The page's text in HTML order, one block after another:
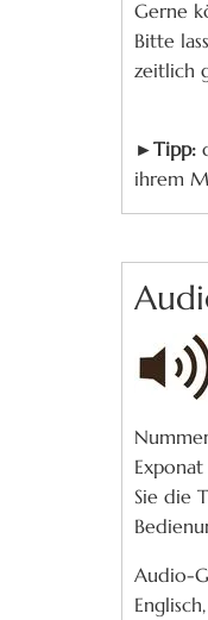
Gerne
Bitte
zeitlich
►Tipp:
ihrem
Sie die
Audio-